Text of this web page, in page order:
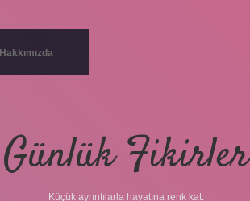
Hakkımızda
Günlük Fikirler
Küçük ayrıntılarla hayatına renk kat.